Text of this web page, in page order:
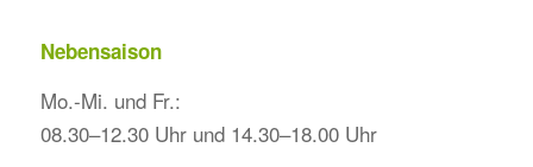
Nebensaison
Mo.-Mi. und Fr.:
08.30–12.30 Uhr und 14.30–18.00 Uhr